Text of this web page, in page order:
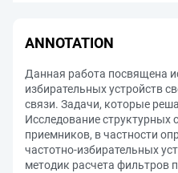
ANNOTATION
Данная работа посвящена
избирательных устройств
связи. Задачи, которые
Исследование
приемников, в частности
частотно-избирательных
методик расчета фильтров